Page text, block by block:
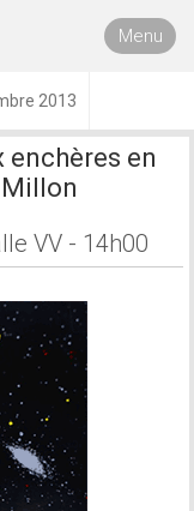
Menu
2013
enchères en
VV - 14h00